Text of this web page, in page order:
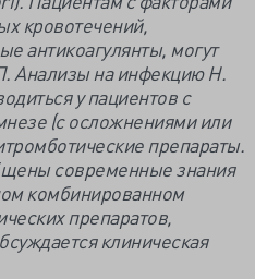
кровотечений,
антикоагулянты, могут
Анализы на инфекцию H.
у пациентов с
(с осложнениями или
препараты.
современные знания
комбинированном
препаратов,
клиническая